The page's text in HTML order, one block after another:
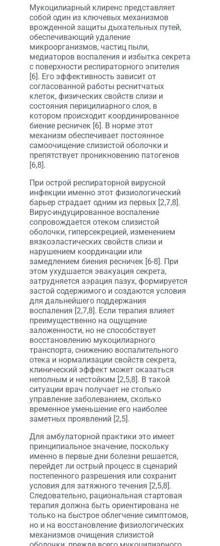
Мукоцилиарный клиренс представляет
собой один из ключевых механизмов
врожденной защиты дыхательных путей,
обеспечивающий удаление
микроорганизмов, частиц пыли,
медиаторов воспаления и избытка секрета
с поверхности респираторного эпителия
[6]. Его эффективность зависит от
согласованной работы реснитчатых
клеток, физических свойств слизи и
состояния перицилиарного слоя, в
котором происходит координированное
биение ресничек [6]. В норме этот
механизм обеспечивает постоянное
самоочищение слизистой оболочки и
препятствует проникновению патогенов
[6,8].
При острой респираторной вирусной
инфекции именно этот физиологический
барьер страдает одним из первых [2,7,8].
Вирус-индуцированное воспаление
сопровождается отеком слизистой
оболочки, гиперсекрецией, изменением
вязкоэластических свойств слизи и
нарушением координации или
замедлением биения ресничек [6-8]. При
этом ухудшается эвакуация секрета,
затрудняется аэрация пазух, формируется
застой содержимого и создаются условия
для дальнейшего поддержания
воспаления [2,7,8]. Если терапия влияет
преимущественно на ощущение
заложенности, но не способствует
восстановлению мукоцилиарного
транспорта, снижению воспалительного
отека и нормализации свойств секрета,
клинический эффект может оказаться
неполным и нестойким [2,5,8]. В такой
ситуации врач получает не столько
управление заболеванием, сколько
временное уменьшение его наиболее
заметных проявлений [2,5].
Для амбулаторной практики это имеет
принципиальное значение, поскольку
именно в первые дни болезни решается,
перейдет ли острый процесс в сценарий
постепенного разрешения или сохранит
условия для затяжного течения [2,5,8].
Следовательно, рациональная стартовая
терапия должна быть ориентирована не
только на быстрое облегчение симптомов,
но и на восстановление физиологических
механизмов очищения слизистой